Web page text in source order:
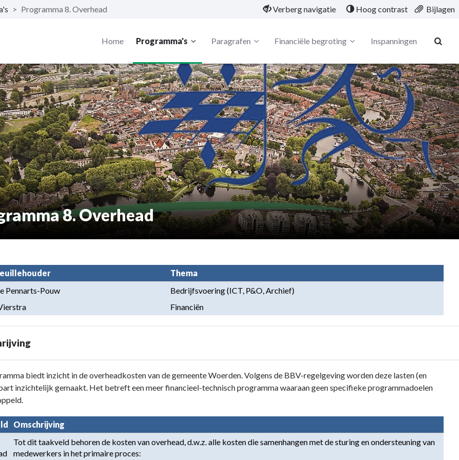
> Programma 8. Overhead Verberg navigatie Hoog contrast Bijlagen
Home Programma's Paragrafen Financiële begroting Inspanningen
8. Overhead
Thema
Pennarts-Pouw
Bedrijfsvoering (ICT, P&O, Archief)
Financiën
biedt inzicht in de overheadkosten van de gemeente Woerden. Volgens de BBV-regelgeving worden deze lasten (en
inzichtelijk gemaakt. Het betreft een meer financieel-technisch programma waaraan geen specifieke programmadoelen
Omschrijving
Tot dit taakveld behoren de kosten van overhead, d.w.z. alle kosten die samenhangen met de sturing en ondersteuning van
medewerkers in het primaire proces: